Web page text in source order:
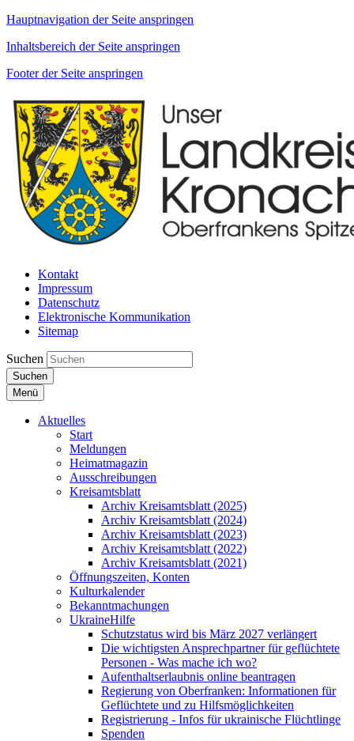
Hauptnavigation der Seite anspringen
Inhaltsbereich der Seite anspringen
Footer der Seite anspringen
Kontakt
Impressum
Datenschutz
Elektronische Kommunikation
Sitemap
Suchen
Suchen
Menü
Aktuelles
Start
Meldungen
Heimatmagazin
Ausschreibungen
Kreisamtsblatt
Archiv Kreisamtsblatt (2025)
Archiv Kreisamtsblatt (2024)
Archiv Kreisamtsblatt (2023)
Archiv Kreisamtsblatt (2022)
Archiv Kreisamtsblatt (2021)
Öffnungszeiten, Konten
Kulturkalender
Bekanntmachungen
UkraineHilfe
Schutzstatus wird bis März 2027 verlängert
Die wichtigsten Ansprechpartner für geflüchtete
Personen - Was mache ich wo?
Aufenthaltserlaubnis online beantragen
Regierung von Oberfranken: Informationen für
Geflüchtete und zu Hilfsmöglichkeiten
Registrierung - Infos für ukrainische Flüchtlinge
Spenden